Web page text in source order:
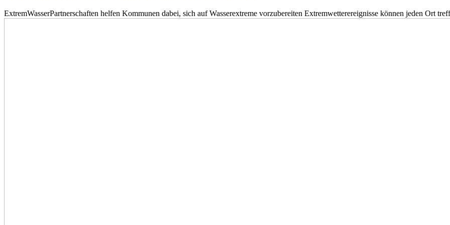
ExtremWasserPartnerschaften helfen Kommunen dabei, sich auf Wasserextreme vorzubereiten Extremwetterereignisse können jeden Ort